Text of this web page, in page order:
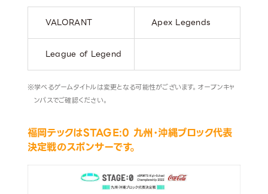
VALORANT Apex Legends
League of Legend
学べるゲームタイトルは変更となる可能性がございます。オープンキャ
ンパスでご確認ください。
福岡テックはSTAGE:0 九州・沖縄ブロック代表
決定戦のスポンサーです。